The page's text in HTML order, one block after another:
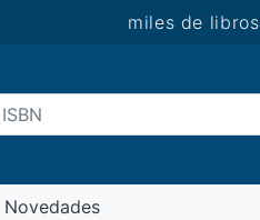
miles de libros
vendidos)
Novedades(novedades)